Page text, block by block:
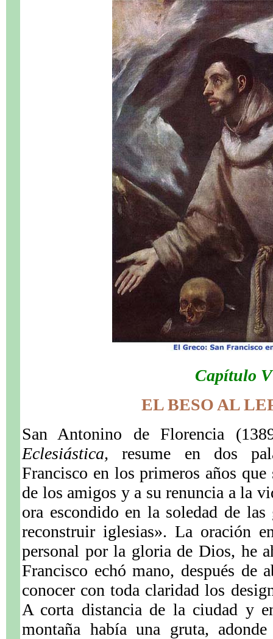
Capítulo V
EL BESO AL
San Antonino de Florencia
Eclesiástica, resume en dos
Francisco en los primeros años
de los amigos y a su renuncia a la
ora escondido en la soledad de
reconstruir iglesias». La oración
personal por la gloria de Dios, he
Francisco echó mano, después de
conocer con toda claridad los
A corta distancia de la ciudad y
montaña había una gruta, adonde